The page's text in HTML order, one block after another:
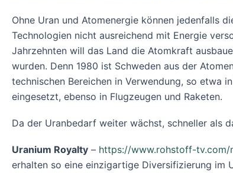
Ohne Uran und Atomenergie können jedenfalls
Technologien nicht ausreichend mit Energie
Jahrzehnten will das Land die Atomkraft
wurden. Denn 1980 ist Schweden aus der
technischen Bereichen in Verwendung, so etwa
eingesetzt, ebenso in Flugzeugen und Raketen.
Da der Uranbedarf weiter wächst, schneller als
Uranium Royalty – https://www.rohstoff-
erhalten so eine einzigartige Diversifizierung im